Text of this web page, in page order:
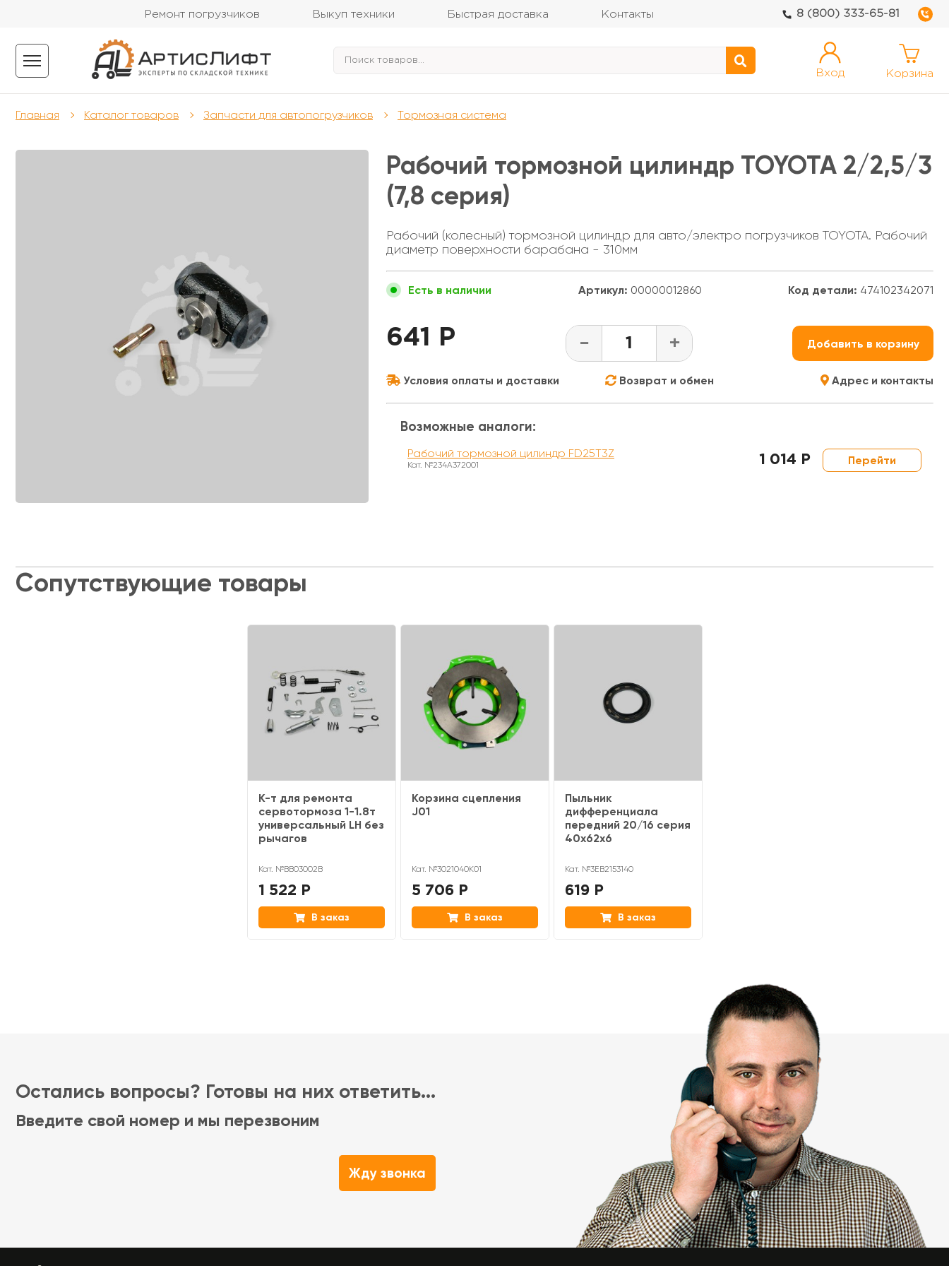
Ремонт погрузчиков Выкуп техники Быстрая доставка Контакты 8 (800) 333-65-81
Вход Корзина
Главная Каталог товаров Запчасти для автопогрузчиков Тормозная система
Рабочий тормозной цилиндр TOYOTA 2/2,5/3
(7,8 серия)
Рабочий (колесный) тормозной цилиндр для авто/электро погрузчиков TOYOTA. Рабочий
диаметр поверхности барабана - 310мм
Есть в наличии Артикул: 00000012860 Код детали: 474102342071
641 Р - + Добавить в корзину
Условия оплаты и доставки Возврат и обмен Адрес и контакты
Возможные аналоги:
Рабочий тормозной цилиндр FD25T3Z
Кат. №234A372001 1 014 Р Перейти
Сопутствующие товары
К-т для ремонта
сервотормоза 1-1.8т
универсальный LH без
рычагов
Кат. №BB03002B
1 522 Р
В заказ
Корзина сцепления
J01
Кат. №3021040K01
5 706 Р
В заказ
Пыльник
дифференциала
передний 20/16 серия
40х62х6
Кат. №3EB2153140
619 Р
В заказ
Остались вопросы? Готовы на них ответить...
Введите свой номер и мы перезвоним
Жду звонка